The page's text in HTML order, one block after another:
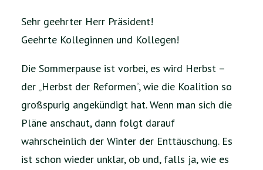
Sehr geehrter Herr Präsident!
Geehrte Kolleginnen und Kollegen!
Die Sommerpause ist vorbei, es wird Herbst –
der „Herbst der Reformen“, wie die Koalition so
großspurig angekündigt hat. Wenn man sich die
Pläne anschaut, dann folgt darauf
wahrscheinlich der Winter der Enttäuschung. Es
ist schon wieder unklar, ob und, falls ja, wie es